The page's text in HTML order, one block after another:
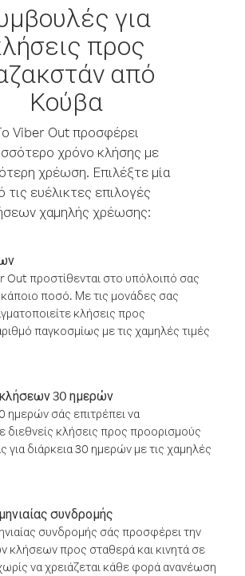
για
προς
από
Κούβα
Viber Out προσφέρει
χρόνο κλήσης με
χρέωση. Επιλέξτε μία
τις ευέλικτες επιλογές
χαμηλής χρέωσης:
Out προστίθενται στο υπόλοιπό σας
ποσό. Με τις μονάδες σας
κλήσεις προς
παγκοσμίως με τις χαμηλές τιμές
30 ημερών
ημερών σάς επιτρέπει να
διεθνείς κλήσεις προς προορισμούς
για διάρκεια 30 ημερών με τις χαμηλές
συνδρομής
συνδρομής σάς προσφέρει την
κλήσεων προς σταθερά και κινητά σε
να χρειάζεται κάθε φορά ανανέωση